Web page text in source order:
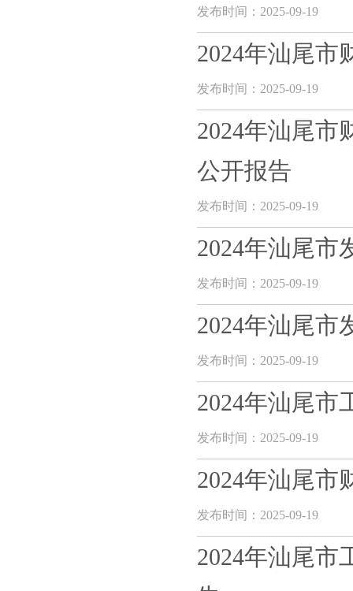
发布时间：2025-09-19
2024年汕尾市
发布时间：2025-09-19
2024年汕尾市
公开报告
发布时间：2025-09-19
2024年汕尾市
发布时间：2025-09-19
2024年汕尾市
发布时间：2025-09-19
2024年汕尾市
发布时间：2025-09-19
2024年汕尾市
发布时间：2025-09-19
2024年汕尾市